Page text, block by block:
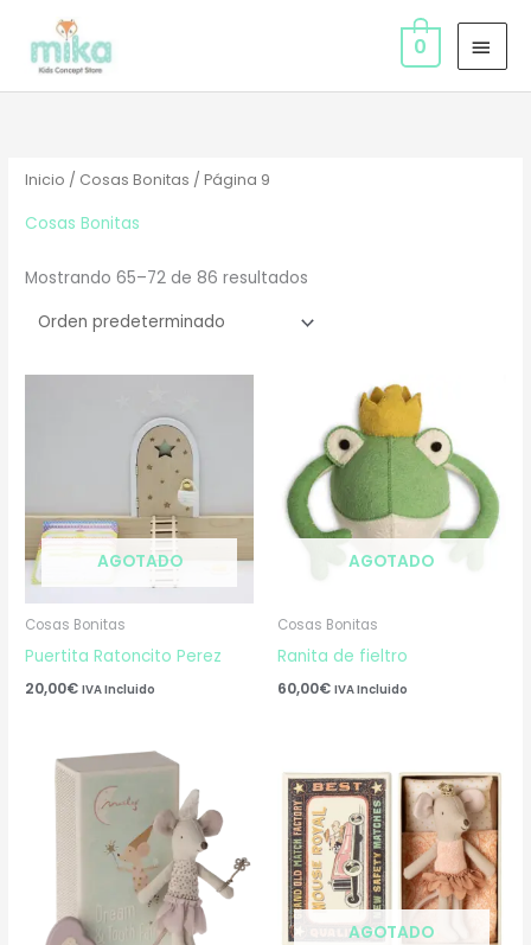
contenido
0
Inicio / Cosas Bonitas / Página 9
Cosas Bonitas
Mostrando 65–72 de 86 resultados
AGOTADO
Cosas Bonitas
Puertita Ratoncito Perez
20,00€ IVA Incluido
AGOTADO
Cosas Bonitas
Ranita de fieltro
60,00€ IVA Incluido
AGOTADO